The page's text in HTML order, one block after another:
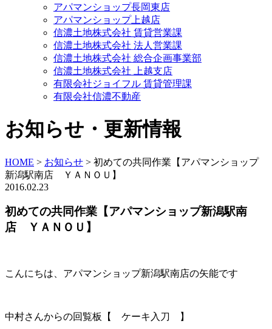
アパマンショップ長岡東店
アパマンショップ上越店
信濃土地株式会社 賃貸営業課
信濃土地株式会社 法人営業課
信濃土地株式会社 総合企画事業部
信濃土地株式会社 上越支店
有限会社ジョイフル 賃貸管理課
有限会社信濃不動産
お知らせ・更新情報
HOME > お知らせ > 初めての共同作業【アパマンショップ
新潟駅南店 ＹＡＮＯＵ】
2016.02.23
初めての共同作業【アパマンショップ新潟駅南
店 ＹＡＮＯＵ】
こんにちは、アパマンショップ新潟駅南店の矢能です
中村さんからの回覧板【 ケーキ入刀 】